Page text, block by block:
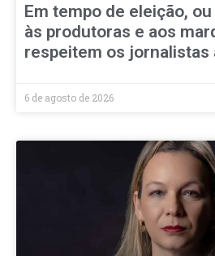
Em tempo de eleição,
às produtoras e aos
respeitem os jornalistas
6 de agosto de 2026